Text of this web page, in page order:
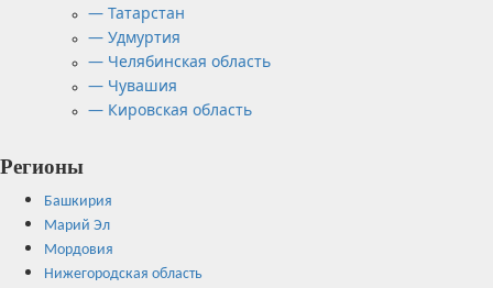
— Татарстан
— Удмуртия
— Челябинская область
— Чувашия
— Кировская область
Регионы
Башкирия
Марий Эл
Мордовия
Нижегородская область